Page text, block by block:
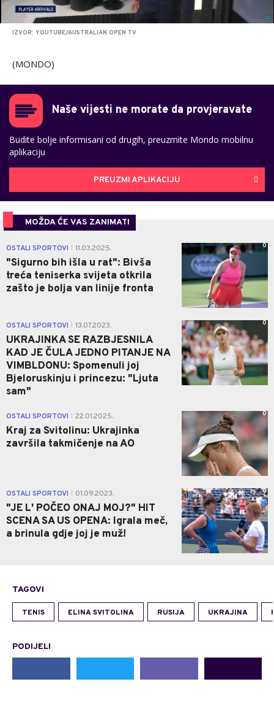
IZVOR: YOUTUBE/AUSTRALIAN OPEN TV
(MONDO)
Naše vijesti ne morate da provjeravate
Budite bolje informisani od drugih, preuzmite Mondo mobilnu
aplikaciju
PREUZMI APLIKACIJU
MOŽDA ĆE VAS ZANIMATI
OSTALI SPORTOVI 11.03.2025.
"Sigurno bih išla u rat": Bivša
treća teniserka svijeta otkrila
zašto je bolja van linije fronta
0
OSTALI SPORTOVI 13.07.2023.
UKRAJINKA SE RAZBJESNILA
KAD JE ČULA JEDNO PITANJE NA
VIMBLDONU: Spomenuli joj
Bjeloruskinju i princezu: "Ljuta
sam"
0
OSTALI SPORTOVI 22.01.2025.
Kraj za Svitolinu: Ukrajinka
završila takmičenje na AO
0
OSTALI SPORTOVI 01.09.2023.
"JE L' POČEO ONAJ MOJ?" HIT
SCENA SA US OPENA: Igrala meč,
a brinula gdje joj je muž!
0
TAGOVI
TENIS ELINA SVITOLINA RUSIJA UKRAJINA
PODIJELI